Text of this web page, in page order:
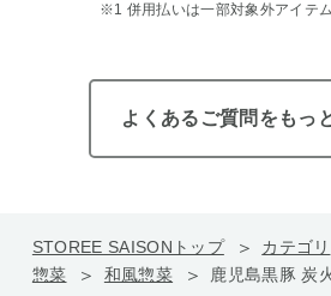
※1 併用払いは一部対象外アイテ
よくあるご質問をもっ
STOREE SAISONトップ カテゴリ
惣菜
和風惣菜 鹿児島黒豚 炭